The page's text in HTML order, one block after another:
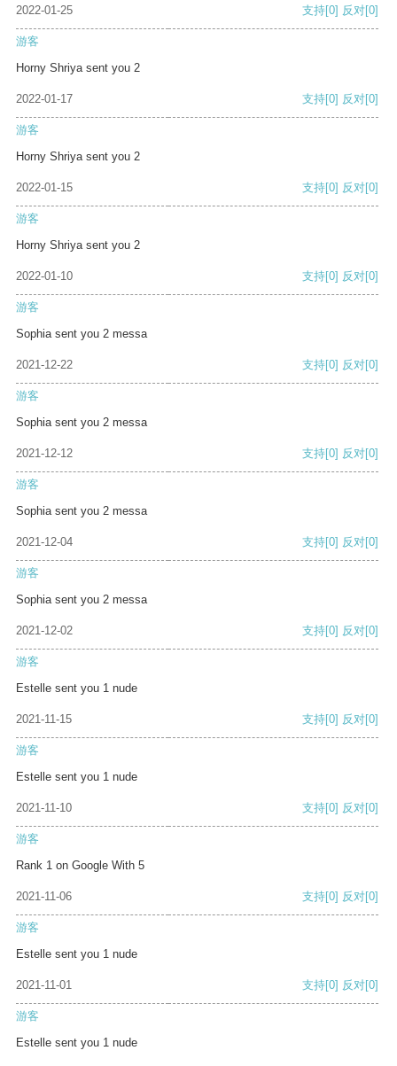
2022-01-25 支持[0] 反对[0]
游客
Horny Shriya sent you 2
2022-01-17 支持[0] 反对[0]
游客
Horny Shriya sent you 2
2022-01-15 支持[0] 反对[0]
游客
Horny Shriya sent you 2
2022-01-10 支持[0] 反对[0]
游客
Sophia sent you 2 messa
2021-12-22 支持[0] 反对[0]
游客
Sophia sent you 2 messa
2021-12-12 支持[0] 反对[0]
游客
Sophia sent you 2 messa
2021-12-04 支持[0] 反对[0]
游客
Sophia sent you 2 messa
2021-12-02 支持[0] 反对[0]
游客
Estelle sent you 1 nude
2021-11-15 支持[0] 反对[0]
游客
Estelle sent you 1 nude
2021-11-10 支持[0] 反对[0]
游客
Rank 1 on Google With 5
2021-11-06 支持[0] 反对[0]
游客
Estelle sent you 1 nude
2021-11-01 支持[0] 反对[0]
游客
Estelle sent you 1 nude